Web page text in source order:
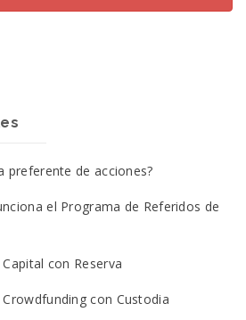
preferente de acciones?
el Programa de Referidos de
con Reserva
con Custodia